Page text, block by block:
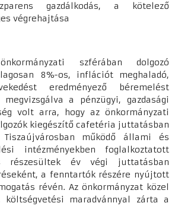
gazdálkodás, a kötelező
végrehajtása
szférában dolgozó
8%-os, inflációt meghaladó,
eredményező béremelést
a pénzügyi, gazdasági
volt arra, hogy az önkormányzati
kiegészítő cafetéria juttatásban
működő állami és
intézményekben foglalkoztatott
részesültek év végi juttatásban
a fenntartók részére nyújtott
révén. Az önkormányzat közel
maradvánnyal zárta a